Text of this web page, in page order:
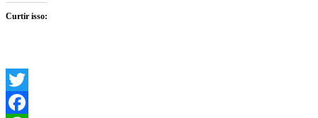
Curtir isso:
Twitter